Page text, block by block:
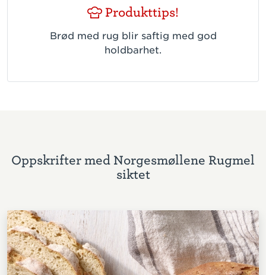
Produkttips!
Brød med rug blir saftig med god
holdbarhet.
Oppskrifter med Norgesmøllene Rugmel
siktet